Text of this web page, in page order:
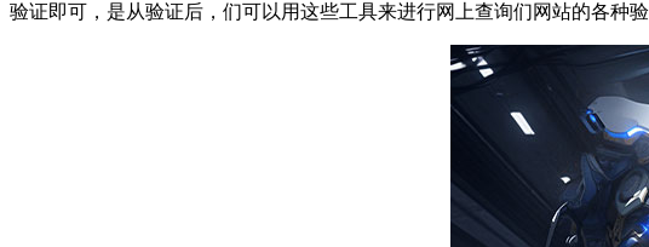
验证即可，是从验证后，们可以用这些工具来进行网上查询们网站的各种验